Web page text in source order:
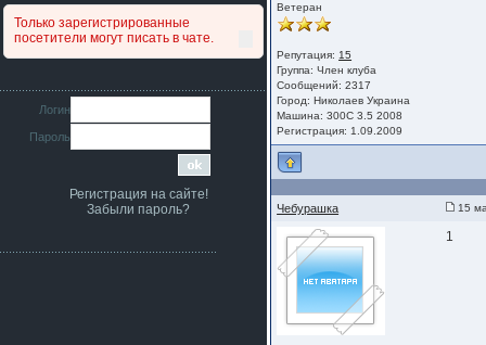
сравнивал подушку акпп бензиновой и
дизельной машины намера
4578063AG и 4578061AG? По фото
iMrCoffeeBLR4
11 июля 2026
[b]era124[/b],
Ага понял буду знать спасибо
era124
7 июля 2026
разболтовка 5х114.3 спокойно
Только зарегистрированные
посетители могут писать в чате.
Логин
Пароль
Регистрация на сайте!
Забыли пароль?
Ветеран
Репутация: 15
Группа:Член клуба
Сообщений: 2317
Город: Николаев Украина
Машина: 300С 3.5 2008
Регистрация: 1.09.2009
Чебурашка 15
1